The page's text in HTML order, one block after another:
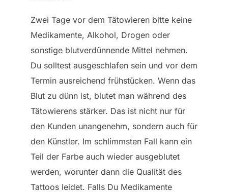
Zwei Tage vor dem Tätowieren bitte keine
Medikamente, Alkohol, Drogen oder
sonstige blutverdünnende Mittel nehmen.
Du solltest ausgeschlafen sein und vor dem
Termin ausreichend frühstücken. Wenn das
Blut zu dünn ist, blutet man während des
Tätowierens stärker. Das ist nicht nur für
den Kunden unangenehm, sondern auch für
den Künstler. Im schlimmsten Fall kann ein
Teil der Farbe auch wieder ausgeblutet
werden, worunter dann die Qualität des
Tattoos leidet. Falls Du Medikamente